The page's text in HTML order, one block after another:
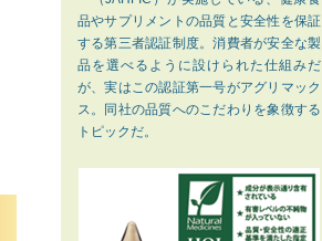
品やサプリメントの品質と安全性を保証
する第三者認証制度。消費者が安全な製
品を選べるように設けられた仕組みだ
が、実はこの認証第一号がアグリマック
ス。同社の品質へのこだわりを象徴する
トピックだ。